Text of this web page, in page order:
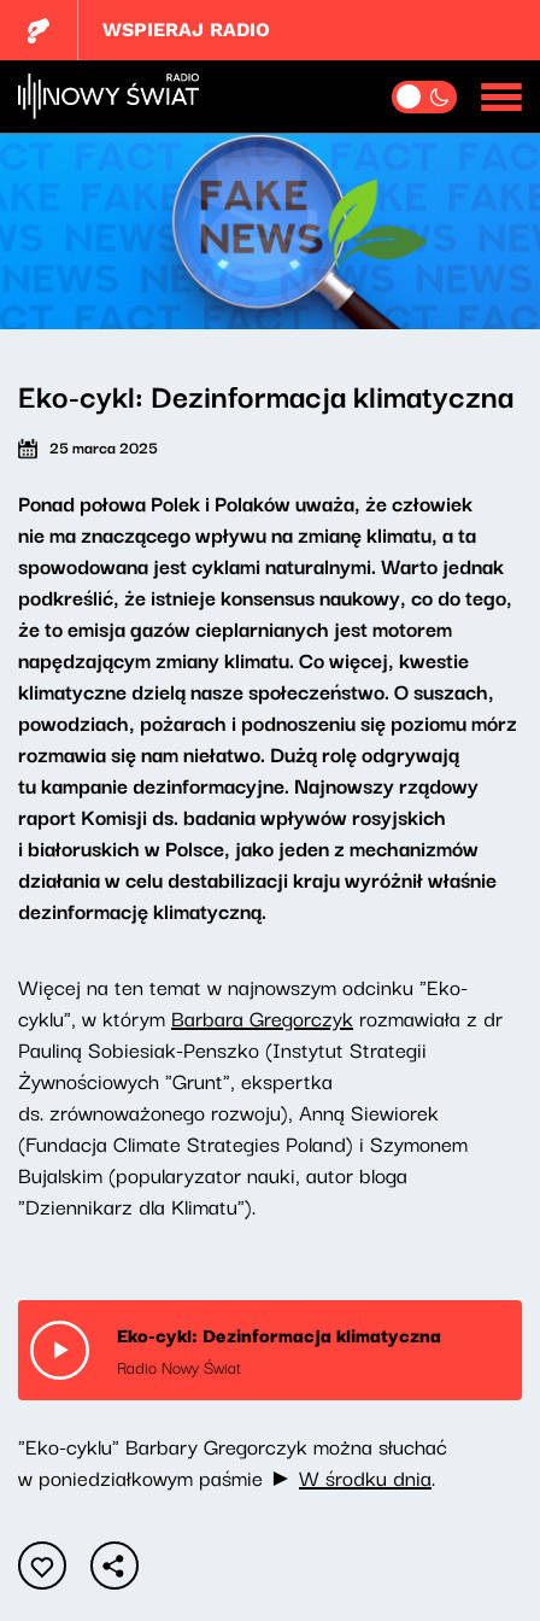
WSPIERAJ RADIO
Eko-cykl: Dezinformacja klimatyczna
25 marca 2025
Ponad połowa Polek i Polaków uważa, że człowiek
nie ma znaczącego wpływu na zmianę klimatu, a ta
spowodowana jest cyklami naturalnymi. Warto jednak
podkreślić, że istnieje konsensus naukowy, co do tego,
że to emisja gazów cieplarnianych jest motorem
napędzającym zmiany klimatu. Co więcej, kwestie
klimatyczne dzielą nasze społeczeństwo. O suszach,
powodziach, pożarach i podnoszeniu się poziomu mórz
rozmawia się nam niełatwo. Dużą rolę odgrywają
tu kampanie dezinformacyjne. Najnowszy rządowy
raport Komisji ds. badania wpływów rosyjskich
i białoruskich w Polsce, jako jeden z mechanizmów
działania w celu destabilizacji kraju wyróżnił właśnie
dezinformację klimatyczną.
Więcej na ten temat w najnowszym odcinku "Eko-
cyklu", w którym Barbara Gregorczyk rozmawiała z dr
Pauliną Sobiesiak-Penszko (Instytut Strategii
Żywnościowych "Grunt", ekspertka
ds. zrównoważonego rozwoju), Anną Siewiorek
(Fundacja Climate Strategies Poland) i Szymonem
Bujalskim (popularyzator nauki, autor bloga
"Dziennikarz dla Klimatu").
Eko-cykl: Dezinformacja klimatyczna
Radio Nowy Świat
"Eko-cyklu" Barbary Gregorczyk można słuchać
w poniedziałkowym paśmie ► Wśrodku dnia.